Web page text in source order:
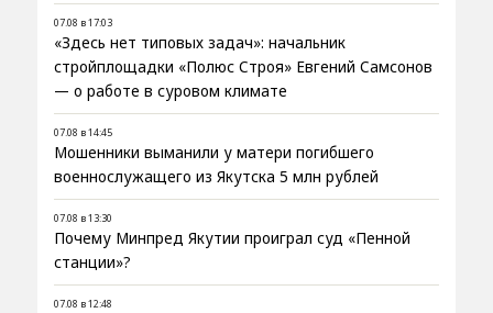
07.08 в 17:03
«Здесь нет типовых задач»: начальник
стройплощадки «Полюс Строя» Евгений Самсонов
— о работе в суровом климате
07.08 в 14:45
Мошенники выманили у матери погибшего
военнослужащего из Якутска 5 млн рублей
07.08 в 13:30
Почему Минпред Якутии проиграл суд «Пенной
станции»?
07.08 в 12:48